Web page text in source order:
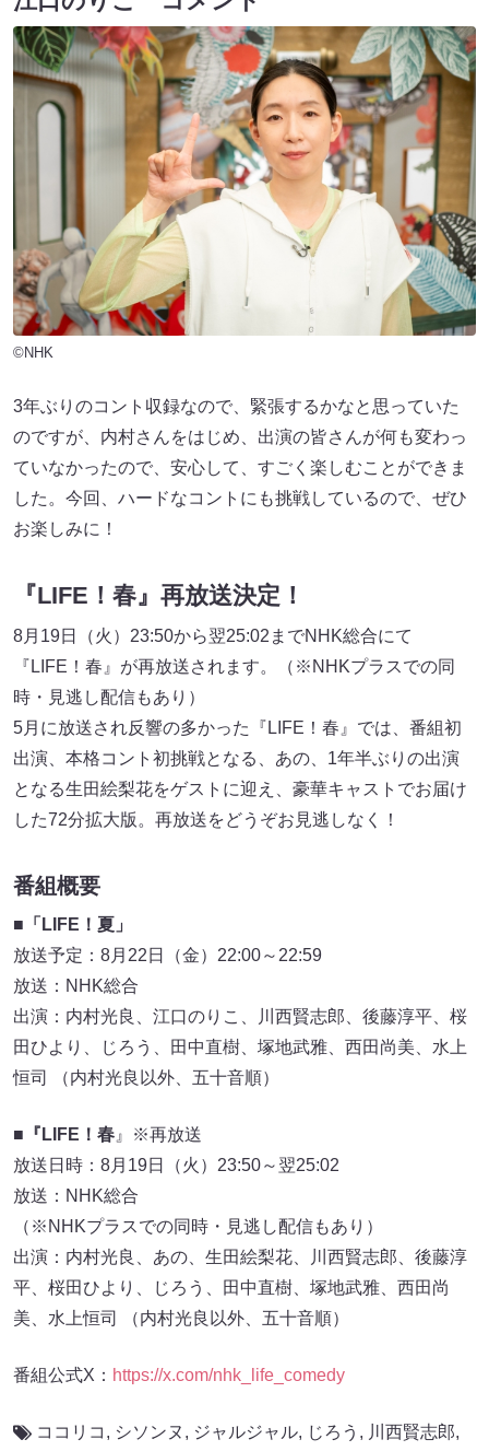
©NHK
3年ぶりのコント収録なので、緊張するかなと思っていた
のですが、内村さんをはじめ、出演の皆さんが何も変わっ
ていなかったので、安心して、すごく楽しむことができま
した。今回、ハードなコントにも挑戦しているので、ぜひ
お楽しみに！
『LIFE！春』再放送決定！
8月19日（火）23:50から翌25:02までNHK総合にて
『LIFE！春』が再放送されます。（※NHKプラスでの同
時・見逃し配信もあり）
5月に放送され反響の多かった『LIFE！春』では、番組初
出演、本格コント初挑戦となる、あの、1年半ぶりの出演
となる生田絵梨花をゲストに迎え、豪華キャストでお届け
した72分拡大版。再放送をどうぞお見逃しなく！
番組概要
■「LIFE！夏」
放送予定：8月22日（金）22:00～22:59
放送：NHK総合
出演：内村光良、江口のりこ、川西賢志郎、後藤淳平、桜
田ひより、じろう、田中直樹、塚地武雅、西田尚美、水上
恒司 （内村光良以外、五十音順）
■『LIFE！春 』※再放送
放送日時：8月19日（火）23:50～翌25:02
放送：NHK総合
（※NHKプラスでの同時・見逃し配信もあり）
出演：内村光良、あの、生田絵梨花、川西賢志郎、後藤淳
平、桜田ひより、じろう、田中直樹、塚地武雅、西田尚
美、水上恒司 （内村光良以外、五十音順）
番組公式X： https://x.com/nhk_life_comedy
ココリコ , シソンヌ , ジャルジャル, じろう , 川西賢志郎,